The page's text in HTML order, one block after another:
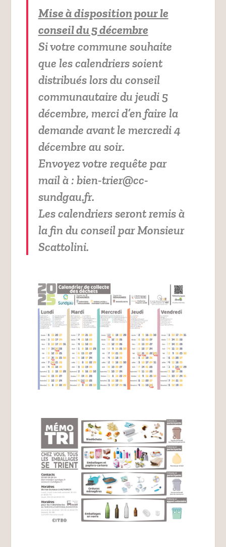
Mise à disposition pour le
conseil du 5 décembre
Si votre commune souhaite
que les calendriers soient
distribués lors du conseil
communautaire du jeudi 5
décembre, merci d’en faire la
demande avant le mercredi 4
décembre au soir.
Envoyez votre requête par
mail à : bien-trier@cc-
sundgau.fr.
Les calendriers seront remis à
la fin du conseil par Monsieur
Scattolini.